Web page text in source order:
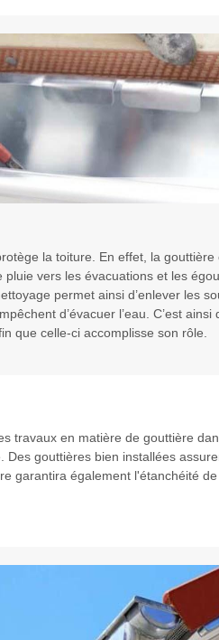
la toiture. En effet, la gouttière
vers les évacuations et les
permet ainsi d’enlever les
d’évacuer l’eau. C’est ainsi
que celle-ci accomplisse son rôle.
travaux en matière de gouttière
Des gouttières bien installées
garantira également l'étanchéité